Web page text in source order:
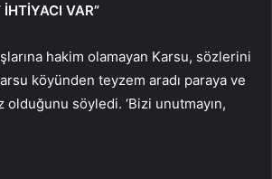
VAR”
hakim olamayan Karsu, sözlerini
köyünden teyzem aradı paraya ve
olduğunu söyledi. ‘Bizi unutmayın,